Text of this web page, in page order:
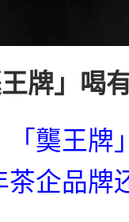
牌」喝
「龑王牌
企品牌